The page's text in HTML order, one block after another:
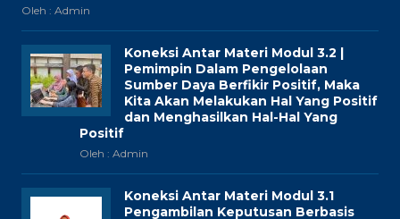
Oleh : Admin
Koneksi Antar Materi Modul 3.2 |
Pemimpin Dalam Pengelolaan
Sumber Daya Berfikir Positif, Maka
Kita Akan Melakukan Hal Yang Positif
dan Menghasilkan Hal-Hal Yang
Positif
Oleh : Admin
Koneksi Antar Materi Modul 3.1
Pengambilan Keputusan Berbasis